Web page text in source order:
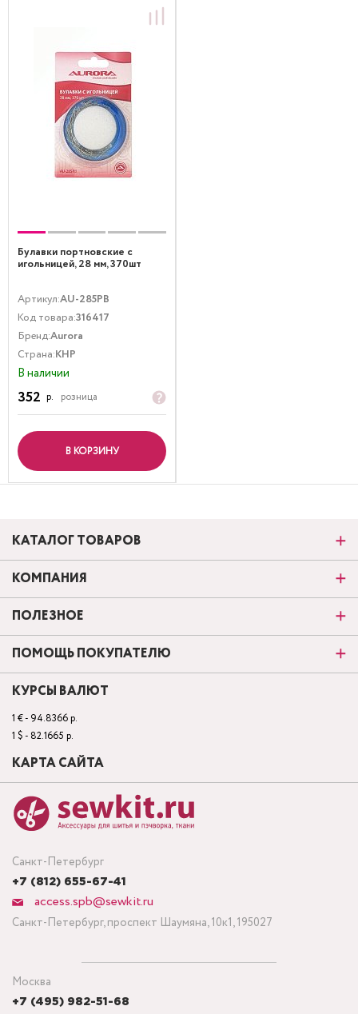
Булавки портновские с
игольницей, 28 мм, 370шт
Артикул:AU-285PB
Код товара:316417
Бренд:Aurora
Страна:КНР
В наличии
352 р. розница
В КОРЗИНУ
Санкт-Петербург
+7 (812) 655-67-41
access.spb@sewkit.ru
Санкт-Петербург, проспект Шаумяна, 10к1, 195027
Москва
+7 (495) 982-51-68
КАТАЛОГ ТОВАРОВ
КОМПАНИЯ
ПОЛЕЗНОЕ
ПОМОЩЬ ПОКУПАТЕЛЮ
КУРСЫ ВАЛЮТ
1 € - 94.8366 р.
1 $ - 82.1665 р.
КАРТА САЙТА